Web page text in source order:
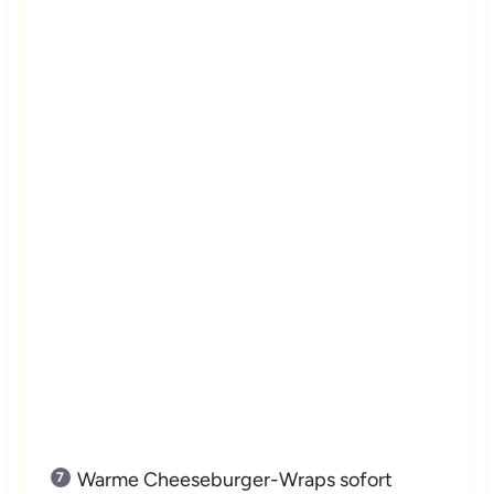
Warme Cheeseburger-Wraps sofort